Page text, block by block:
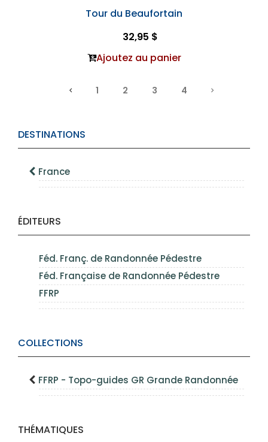
DESTINATIONS
France
ÉDITEURS
Féd. Franç. de Randonnée Pédestre
Féd. Française de Randonnée Pédestre
FFRP
COLLECTIONS
FFRP - Topo-guides GR Grande Randonnée
THÉMATIQUES
Tour du Beaufortain
32,95 $
Ajoutez au panier
1 2 3 4